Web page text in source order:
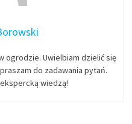
ogrodzie. Uwielbiam dzielić się
do zadawania pytań.
wiedzą!